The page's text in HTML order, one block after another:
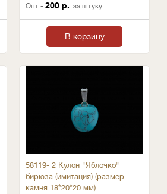
Опт - 200 р. за штуку
В корзину
58119- 2 Кулон "Яблочко"
бирюза (имитация) (размер
камня 18*20*20 мм)